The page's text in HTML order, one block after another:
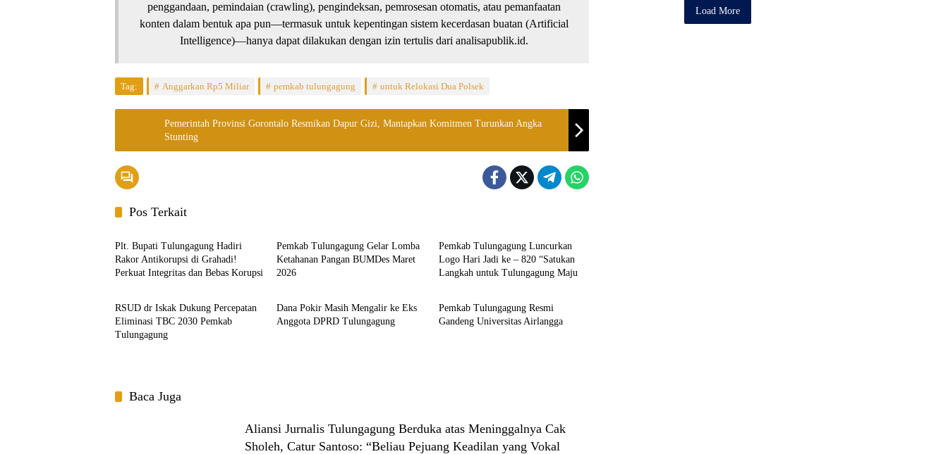
penggandaan, pemindaian (crawling), pengindeksan, pemrosesan otomatis, atau pemanfaatan
konten dalam bentuk apa pun—termasuk untuk kepentingan sistem kecerdasan buatan (Artificial
Intelligence)—hanya dapat dilakukan dengan izin tertulis dari analisapublik.id.
Tag: Anggarkan Rp5 Miliar pemkab tulungagung untuk Relokasi Dua Polsek
Pemerintah Provinsi Gorontalo Resmikan Dapur Gizi, Mantapkan Komitmen Turunkan Angka
Stunting
Pos Terkait
Jatim
Plt. Bupati Tulungagung Hadiri
Rakor Antikorupsi di Grahadi!
Perkuat Integritas dan Bebas Korupsi
Pemkab Tulungagung Gelar Lomba
Ketahanan Pangan BUMDes Maret
2026
Pemkab Tulungagung Luncurkan
Logo Hari Jadi ke – 820 “Satukan
Langkah untuk Tulungagung Maju
RSUD dr Iskak Dukung Percepatan
Eliminasi TBC 2030 Pemkab
Tulungagung
Dana Pokir Masih Mengalir ke Eks
Anggota DPRD Tulungagung
Headline
Pemkab Tulungagung Resmi
Gandeng Universitas Airlangga
Baca Juga
Aliansi Jurnalis Tulungagung Berduka atas Meninggalnya Cak
Sholeh, Catur Santoso: “Beliau Pejuang Keadilan yang Vokal
Load More